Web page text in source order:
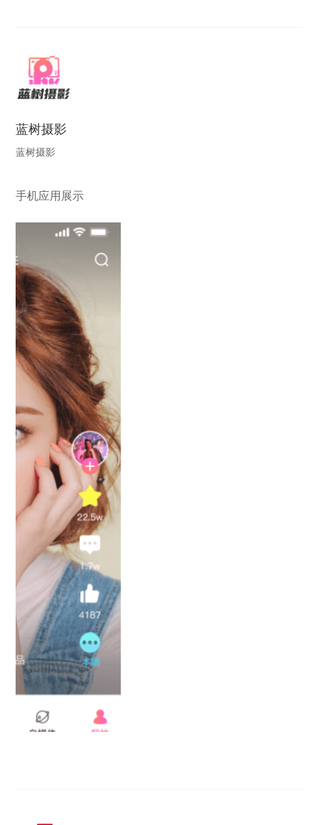
蓝树摄影
蓝树摄影
手机应用展示